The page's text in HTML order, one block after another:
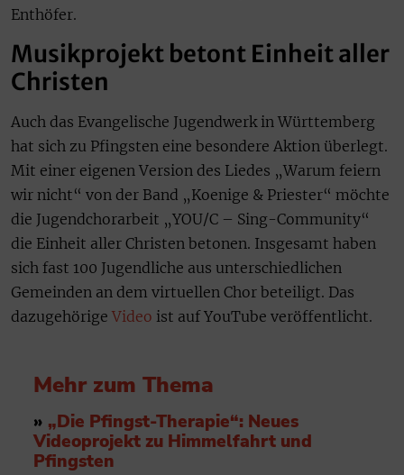
Enthöfer.
Musikprojekt betont Einheit aller
Christen
Auch das Evangelische Jugendwerk in Württemberg
hat sich zu Pfingsten eine besondere Aktion überlegt.
Mit einer eigenen Version des Liedes „Warum feiern
wir nicht“ von der Band „Koenige & Priester“ möchte
die Jugendchorarbeit „YOU/C – Sing-Community“
die Einheit aller Christen betonen. Insgesamt haben
sich fast 100 Jugendliche aus unterschiedlichen
Gemeinden an dem virtuellen Chor beteiligt. Das
dazugehörige Video ist auf YouTube veröffentlicht.
Mehr zum Thema
» „Die Pfingst-Therapie“: Neues
Videoprojekt zu Himmelfahrt und
Pfingsten